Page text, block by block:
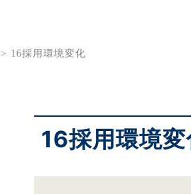
> 16採用環境変化
16採用環境